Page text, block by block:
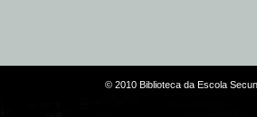
© 2010 Biblioteca da Escola